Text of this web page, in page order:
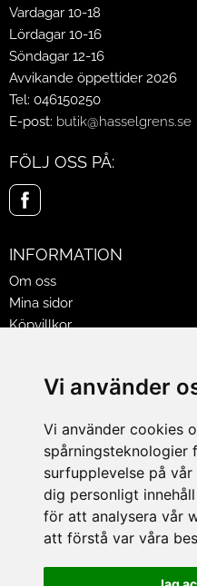
Vi använder
Vi använder cookies
surfupplevelse på
dig personligt
för att analysera vår
att förstå var våra
Vardagar 10-18
Lördagar 10-16
Söndagar 12-16
Avvikande öppettider 2026
Tel: 046150250
E-post: butik@hasselgrens.se
FÖLJ OSS PÅ:
INFORMATION
Om oss
Mina sidor
Köpvillkor
Jobba på Hasselgrens
LEVERANS
BETALNINGSSÄTT
I butiken i Lund kan du